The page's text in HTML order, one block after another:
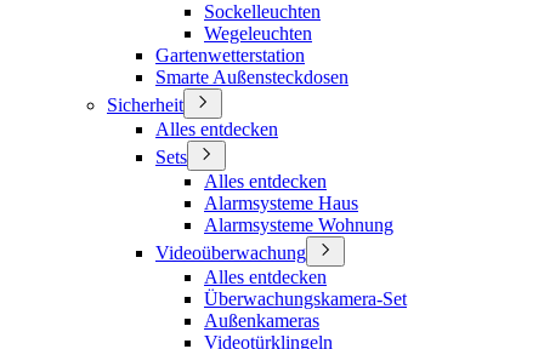
Sockelleuchten
Wegeleuchten
Gartenwetterstation
Smarte Außensteckdosen
Sicherheit
Alles entdecken
Sets
Alles entdecken
Alarmsysteme Haus
Alarmsysteme Wohnung
Videoüberwachung
Alles entdecken
Überwachungskamera-Set
Außenkameras
Videotürklingeln